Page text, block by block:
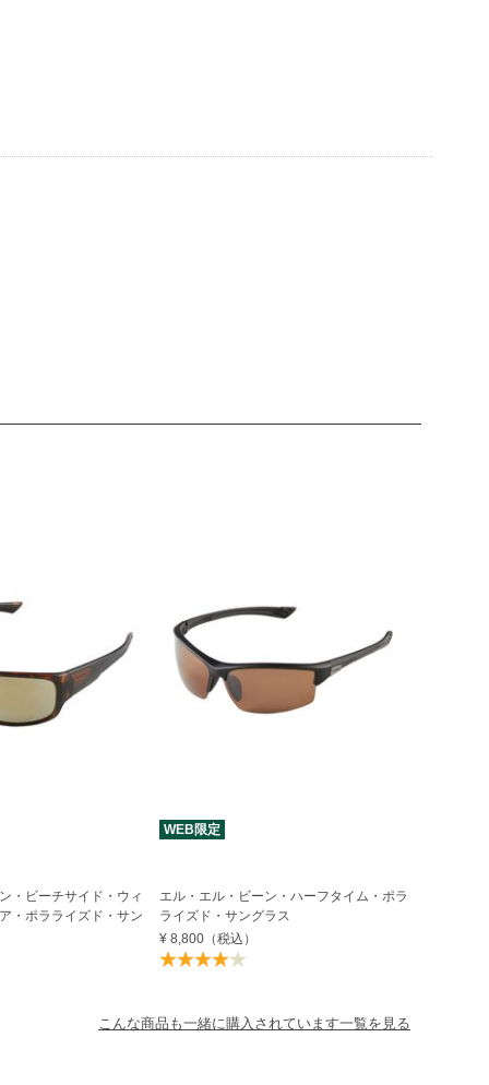
・ビーチサイド・ウィ
・ポラライズド・サン
WEB限定
エル・エル・ビーン・ハーフタイム・ポラ
ライズド・サングラス
¥ 8,800（税込）
こんな商品も一緒に購入されています一覧を見る